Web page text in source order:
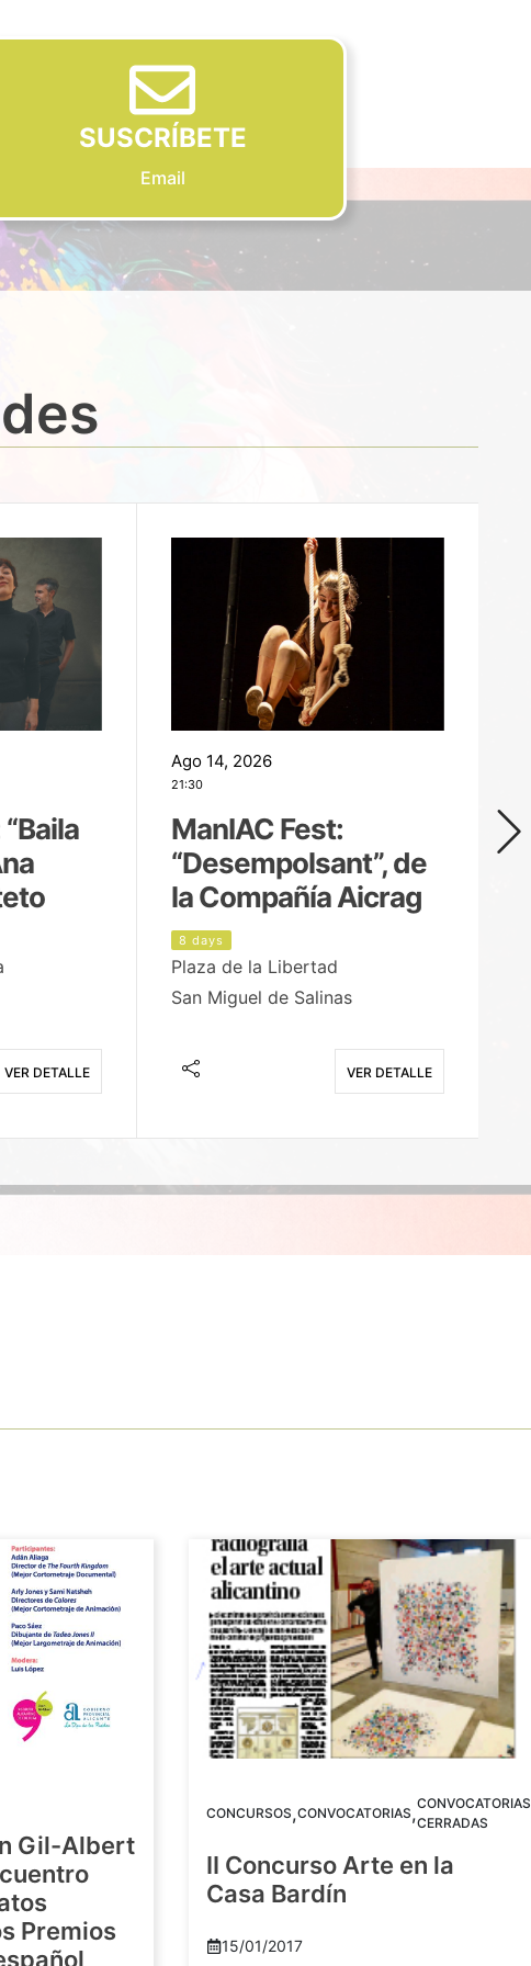
SUSCRÍBETE
Email
VER DETALLE
Ago 14, 2026
21:30
ManIAC Fest:
“Desempolsant”, de
la Compañía Aicrag
8 days
Plaza de la Libertad
San Miguel de Salinas
VER DETALLE
Gil-Albert
Premios
CONCURSOS,CONVOCATORIAS,CONVOCATORIAS
CERRADAS
II Concurso Arte en la
Casa Bardín
15/01/2017